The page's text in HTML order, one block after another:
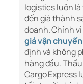
logistics luôn
đến giá thành
doanh. Chính
giá vận
định và không
hàng đầu.
Cargo Express